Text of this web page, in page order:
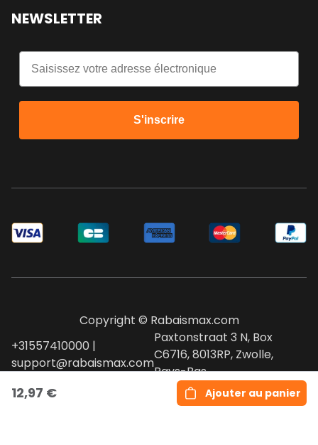
NEWSLETTER
Email
S'inscrire
Copyright © Rabaismax.com
+31557410000 |
support@rabaismax.com
Paxtonstraat 3 N, Box
C6716, 8013RP, Zwolle,
Pays-Bas
12,97 € Ajouter au panier